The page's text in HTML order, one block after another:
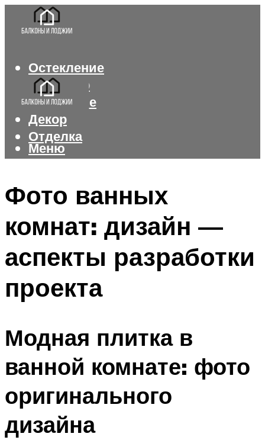
Остекление
Интерьер
Утепление
Декор
Отделка
Меню
Фото ванных
комнат: дизайн —
аспекты разработки
проекта
Модная плитка в
ванной комнате: фото
оригинального
дизайна